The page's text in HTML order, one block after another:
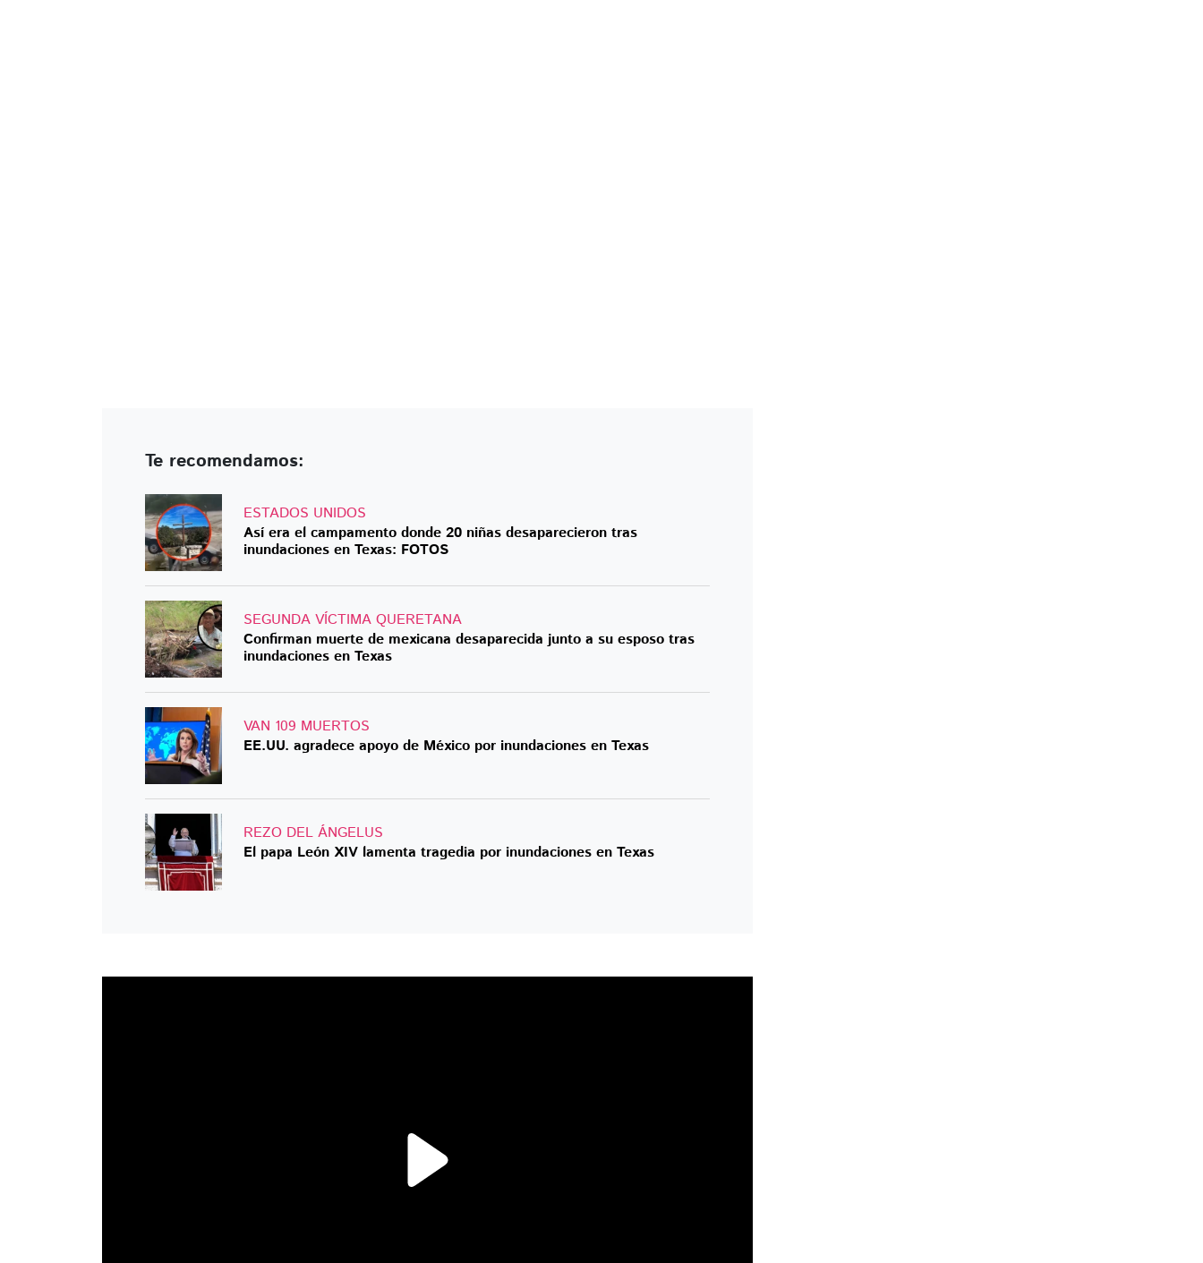
Te recomendamos:
ESTADOS UNIDOS
Así era el campamento donde 20 niñas desaparecieron tras
inundaciones en Texas: FOTOS
SEGUNDA VÍCTIMA QUERETANA
Confirman muerte de mexicana desaparecida junto a su esposo tras
inundaciones en Texas
VAN 109 MUERTOS
EE.UU. agradece apoyo de México por inundaciones en Texas
REZO DEL ÁNGELUS
El papa León XIV lamenta tragedia por inundaciones en Texas